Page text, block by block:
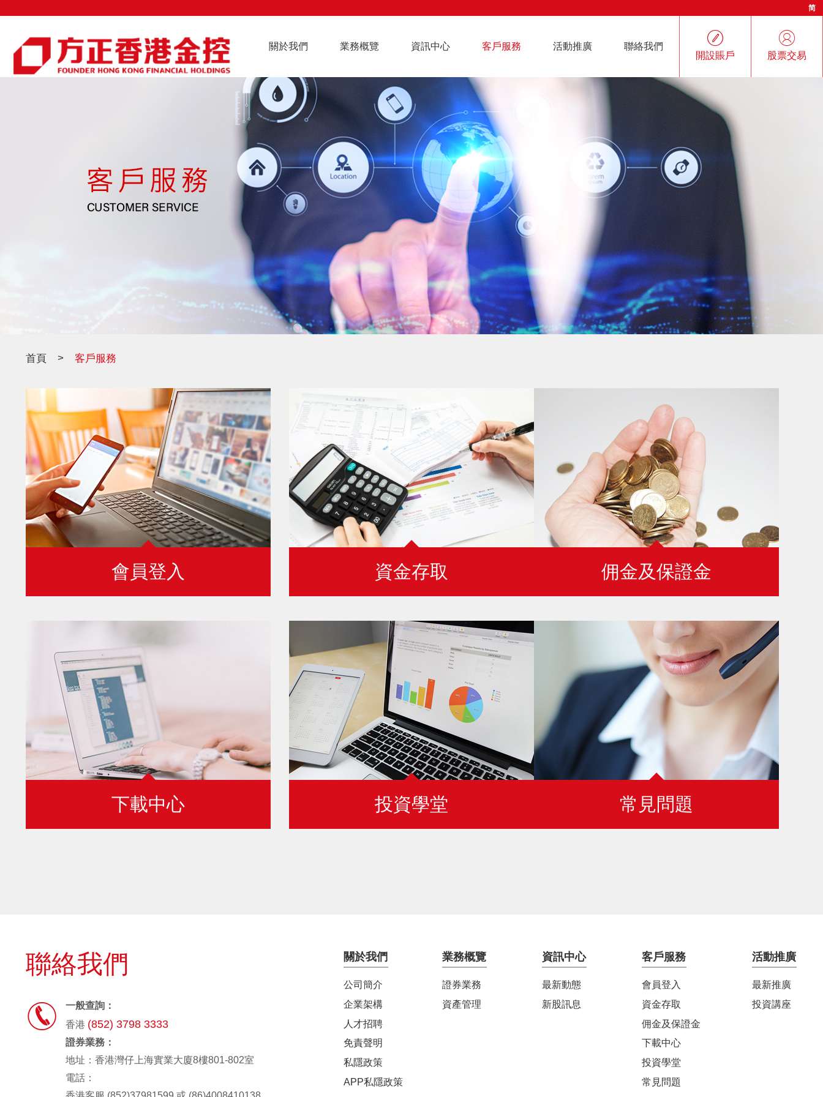
简

股票交易

開設賬戶
關於我們 業務概覽 資訊中心 客戶服務 活動推廣 聯絡我們
首頁 > 客戶服務
會員登入 資金存取 佣金及保證金
下載中心 投資學堂 常見問題
聯絡我們

一般查詢：
香港 (852) 3798 3333
證券業務：
地址：香港灣仔上海實業大廈8樓801-802室
電話：
活動推廣
最新推廣
投資講座
客戶服務
會員登入
資金存取
佣金及保證金
下載中心
投資學堂
常見問題
資訊中心
最新動態
新股訊息
業務概覽
證券業務
資產管理
關於我們
公司簡介
企業架構
人才招聘
免責聲明
私隱政策
APP私隱政策